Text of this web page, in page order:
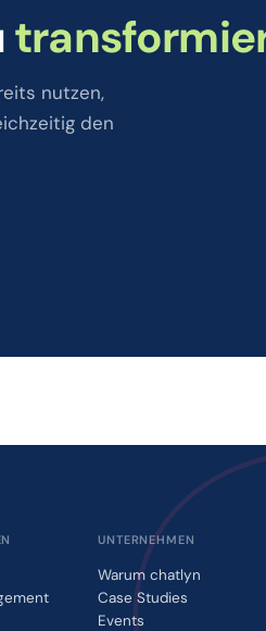
nutzen,
den
UNTERNEHMEN
Warum chatlyn
Case Studies
Events